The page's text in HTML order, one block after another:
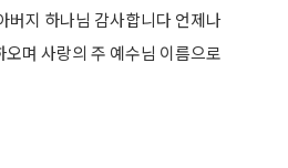
버지 하나님 감사합니다 언제나
며 사랑의 주 예수님 이름으로